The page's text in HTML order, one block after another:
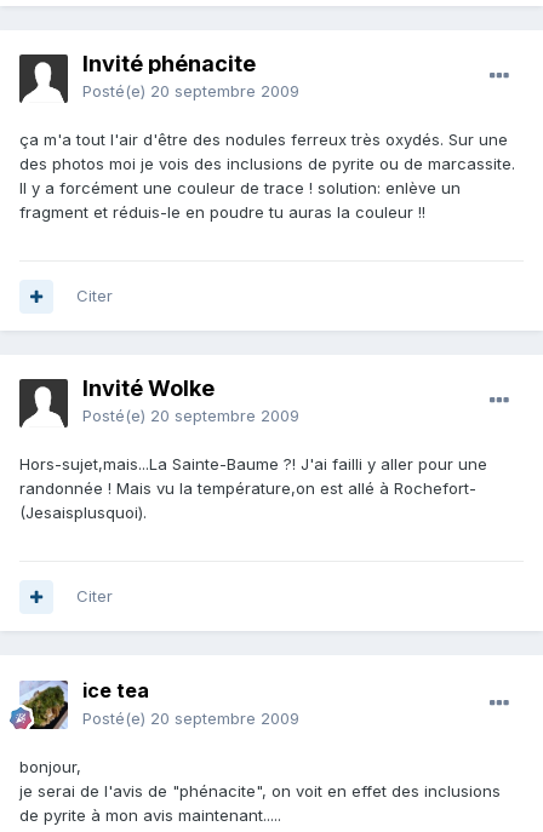
Invité phénacite
Posté(e) 20 septembre 2009
ça m'a tout l'air d'être des nodules ferreux très oxydés. Sur une
des photos moi je vois des inclusions de pyrite ou de marcassite.
Il y a forcément une couleur de trace ! solution: enlève un
fragment et réduis-le en poudre tu auras la couleur !!
Citer
Invité Wolke
Posté(e) 20 septembre 2009
Hors-sujet,mais...La Sainte-Baume ?! J'ai failli y aller pour une
randonnée ! Mais vu la température,on est allé à Rochefort-
(Jesaisplusquoi).
Citer
ice tea
Posté(e) 20 septembre 2009
bonjour,
je serai de l'avis de "phénacite", on voit en effet des inclusions
de pyrite à mon avis maintenant.....